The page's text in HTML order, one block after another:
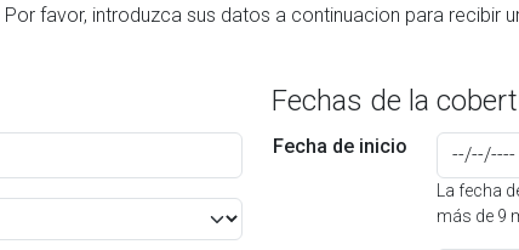
Fechas de la
Fecha de inicio
La fecha
más de 9